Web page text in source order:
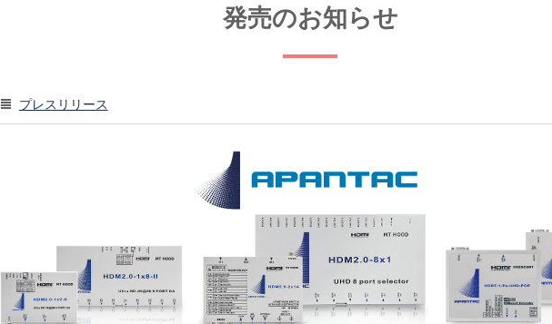
発売のお知らせ
プレスリリース